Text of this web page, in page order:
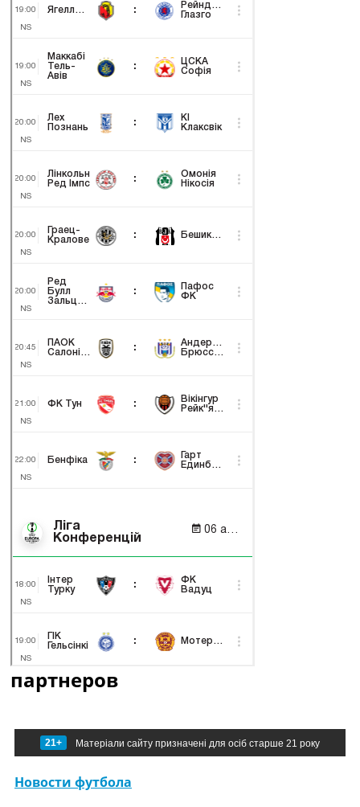
партнеров
21+ Матеріали сайту призначені для осіб старше 21 року
Новости футбола